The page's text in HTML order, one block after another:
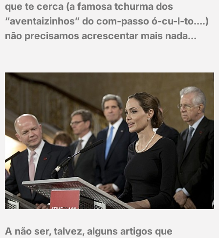
que te cerca (a famosa tchurma dos
“aventaizinhos” do com-passo ó-cu-l-to….)
não precisamos acrescentar mais nada…
A não ser, talvez, alguns artigos que